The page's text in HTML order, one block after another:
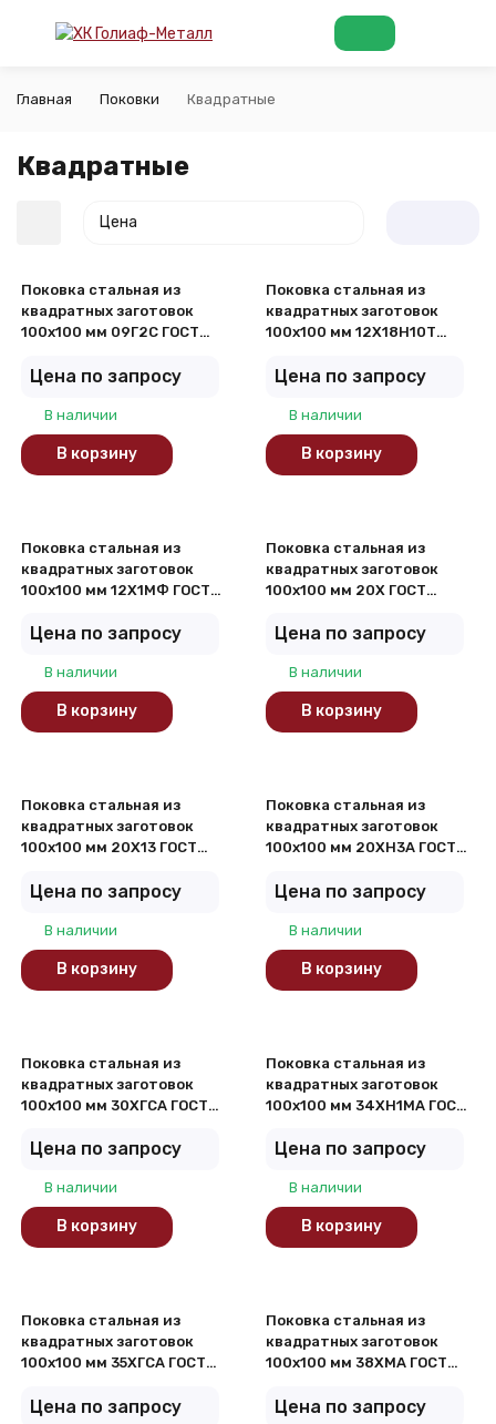
Главная Поковки Квадратные
Квадратные
Цена
Поковка стальная из
квадратных заготовок
100х100 мм 09Г2С ГОСТ
Цена по запросу
В наличии
В корзину
Поковка стальная из
квадратных заготовок
100х100 мм 12Х18Н10Т
Цена по запросу
В наличии
В корзину
Поковка стальная из
квадратных заготовок
100х100 мм 12Х1МФ ГОСТ
Цена по запросу
В наличии
В корзину
Поковка стальная из
квадратных заготовок
100х100 мм 20Х ГОСТ
Цена по запросу
В наличии
В корзину
Поковка стальная из
квадратных заготовок
100х100 мм 20Х13 ГОСТ
Цена по запросу
В наличии
В корзину
Поковка стальная из
квадратных заготовок
100х100 мм 20ХН3А ГОСТ
Цена по запросу
В наличии
В корзину
Поковка стальная из
квадратных заготовок
100х100 мм 30ХГСА ГОСТ
Цена по запросу
В наличии
В корзину
Поковка стальная из
квадратных заготовок
100х100 мм 34ХН1МА ГОСТ
Цена по запросу
В наличии
В корзину
Поковка стальная из
квадратных заготовок
100х100 мм 35ХГСА ГОСТ
Цена по запросу
Поковка стальная из
квадратных заготовок
100х100 мм 38ХМА ГОСТ
Цена по запросу